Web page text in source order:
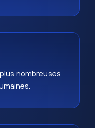
nombreuses